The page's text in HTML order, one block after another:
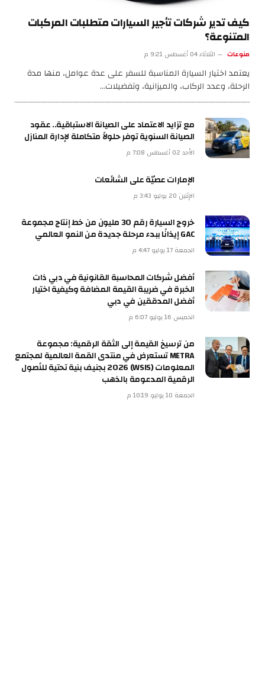
كيف تدير شركات تأجير السيارات متطلبات المركبات
المتنوعة؟
منوعات الثلاثاء 04 أغسطس 9:21 م
يعتمد اختيار السيارة المناسبة للسفر على عدة عوامل، منها مدة
الرحلة، وعدد الركاب، والميزانية، وتفضيلات…
مع تزايد الاعتماد على الصيانة الاستباقية.. عقود
الصيانة السنوية توفر حلولاً متكاملة لإدارة المنازل
الأحد 02 أغسطس 7:08 م
الإمارات عصيّة على الشائعات
الإثنين 20 يوليو 3:43 م
خروج السيارة رقم 30 مليون من خط إنتاج مجموعة
GAC إيذانًا ببدء مرحلة جديدة من النمو العالمي
الجمعة 17 يوليو 4:47 م
أفضل شركات المحاسبة القانونية في دبي ذات
الخبرة في ضريبة القيمة المضافة وكيفية اختيار
أفضل المدققين في دبي
الخميس 16 يوليو 6:07 م
من ترسيخ القيمة إلى الثقة الرقمية: مجموعة
METRA تستعرض في منتدى القمة العالمية لمجتمع
المعلومات (WSIS) 2026 بجنيف بنية تحتية للأصول
الرقمية المدعومة بالذهب
الجمعة 10 يوليو 10:19 م